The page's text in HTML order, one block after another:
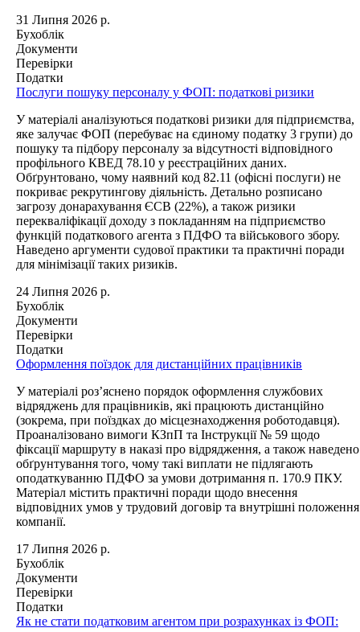
31 Липня 2026 р.
Бухоблік
Документи
Перевірки
Податки
Послуги пошуку персоналу у ФОП: податкові ризики
У матеріалі аналізуються податкові ризики для підприємства,
яке залучає ФОП (перебуває на єдиному податку 3 групи) до
пошуку та підбору персоналу за відсутності відповідного
профільного КВЕД 78.10 у реєстраційних даних.
Обґрунтовано, чому наявний код 82.11 (офісні послуги) не
покриває рекрутингову діяльність. Детально розписано
загрозу донарахування ЄСВ (22%), а також ризики
перекваліфікації доходу з покладанням на підприємство
функцій податкового агента з ПДФО та військового збору.
Наведено аргументи судової практики та практичні поради
для мінімізації таких ризиків.
24 Липня 2026 р.
Бухоблік
Документи
Перевірки
Податки
Оформлення поїздок для дистанційних працівників
У матеріалі роз’яснено порядок оформлення службових
відряджень для працівників, які працюють дистанційно
(зокрема, при поїздках до місцезнаходження роботодавця).
Проаналізовано вимоги КЗпП та Інструкції № 59 щодо
фіксації маршруту в наказі про відрядження, а також наведено
обґрунтування того, чому такі виплати не підлягають
оподаткуванню ПДФО за умови дотримання п. 170.9 ПКУ.
Матеріал містить практичні поради щодо внесення
відповідних умов у трудовий договір та внутрішні положення
компанії.
17 Липня 2026 р.
Бухоблік
Документи
Перевірки
Податки
Як не стати податковим агентом при розрахунках із ФОП: